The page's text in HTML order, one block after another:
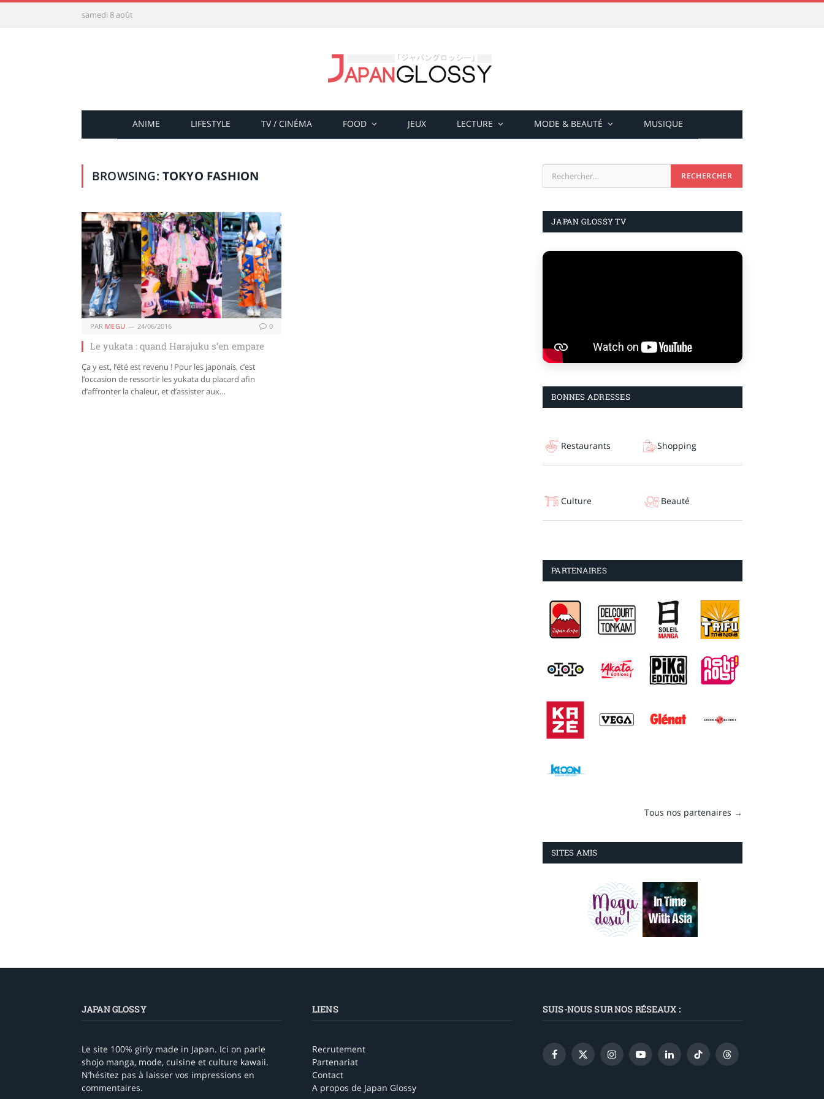
samedi 8 août
ANIME LIFESTYLE TV / CINÉMA FOOD JEUX LECTURE MODE & BEAUTÉ MUSIQUE
BROWSING: TOKYO FASHION
PAR MEGU 24/06/2016 0
Le yukata : quand Harajuku s’en empare
Ça y est, l’été est revenu ! Pour les japonais, c’est
l’occasion de ressortir les yukata du placard afin
d’affronter la chaleur, et d’assister aux…
JAPAN GLOSSY TV
BONNES ADRESSES
Restaurants Shopping
Culture Beauté
PARTENAIRES
Tous nos partenaires →
SITES AMIS
JAPAN GLOSSY
Le site 100% girly made in Japan. Ici on parle
shojo manga, mode, cuisine et culture kawaii.
N’hésitez pas à laisser vos impressions en
commentaires.
LIENS
Recrutement
Partenariat
Contact
A propos de Japan Glossy
SUIS-NOUS SUR NOS RÉSEAUX :
Facebook
X
InstagramYouTubeLinkedInTikTok Threads